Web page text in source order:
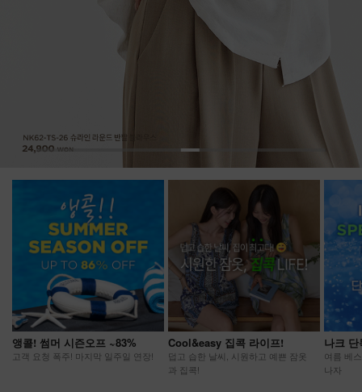
앵콜! 썸머 시즌오프 ~83%
고객 요청 폭주! 마지막 일주일 연장!
Cool&easy 집콕 라이프!
덥고 습한 날씨, 시원하고 예쁜 잠옷
과 집콕!
나크
여름 베
나자